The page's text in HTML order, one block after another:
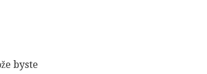
byste